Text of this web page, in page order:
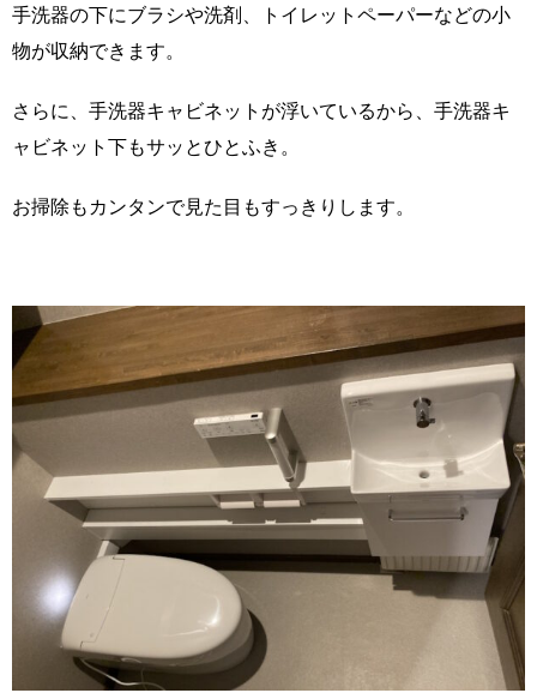
手洗器の下にブラシや洗剤、トイレットペーパーなどの小
物が収納できます。
さらに、手洗器キャビネットが浮いているから、手洗器キ
ャビネット下もサッとひとふき。
お掃除もカンタンで見た目もすっきりします。